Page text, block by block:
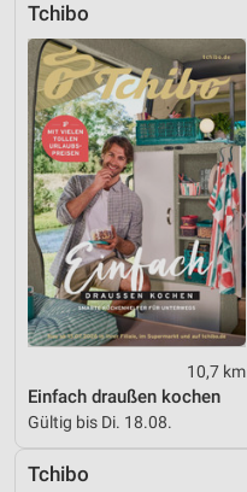
Tchibo
10,7 km
Einfach draußen kochen
Gültig bis Di. 18.08.
Tchibo